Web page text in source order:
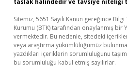
taslak halindedir ve tavsiye niteliği
Sitemiz, 5651 Sayılı Kanun gereğince
Kurumu (BTK) tarafından onaylanmış bir
vermektedir. Bu nedenle, sitedeki
veya araştırma yükümlülüğümüz
yazdıkları içeriklerin sorumluluğunu
bu sorumluluğu kabul etmiş sayılırlar.